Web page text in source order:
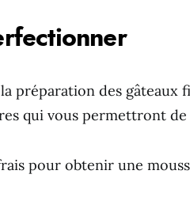
préparation des gâteaux
qui vous permettront
pour obtenir une